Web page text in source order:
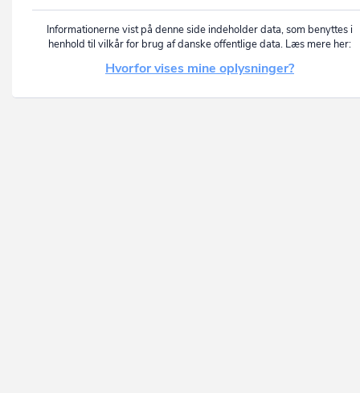
Informationerne vist på denne side indeholder data, som benyttes i
henhold til vilkår for brug af danske offentlige data. Læs mere her:
Hvorfor vises mine oplysninger?